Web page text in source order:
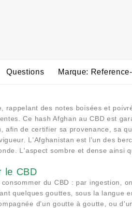
Questions Marque:
rappelant des notes boisées et
Ce hash Afghan au CBD est
afin de certifier sa provenance, sa
L'Afghanistan est l'un des
L'aspect sombre et dense ainsi
le CBD
du CBD : par ingestion,
quelques gouttes, sous la langue
d'un goutte à goutte, ou